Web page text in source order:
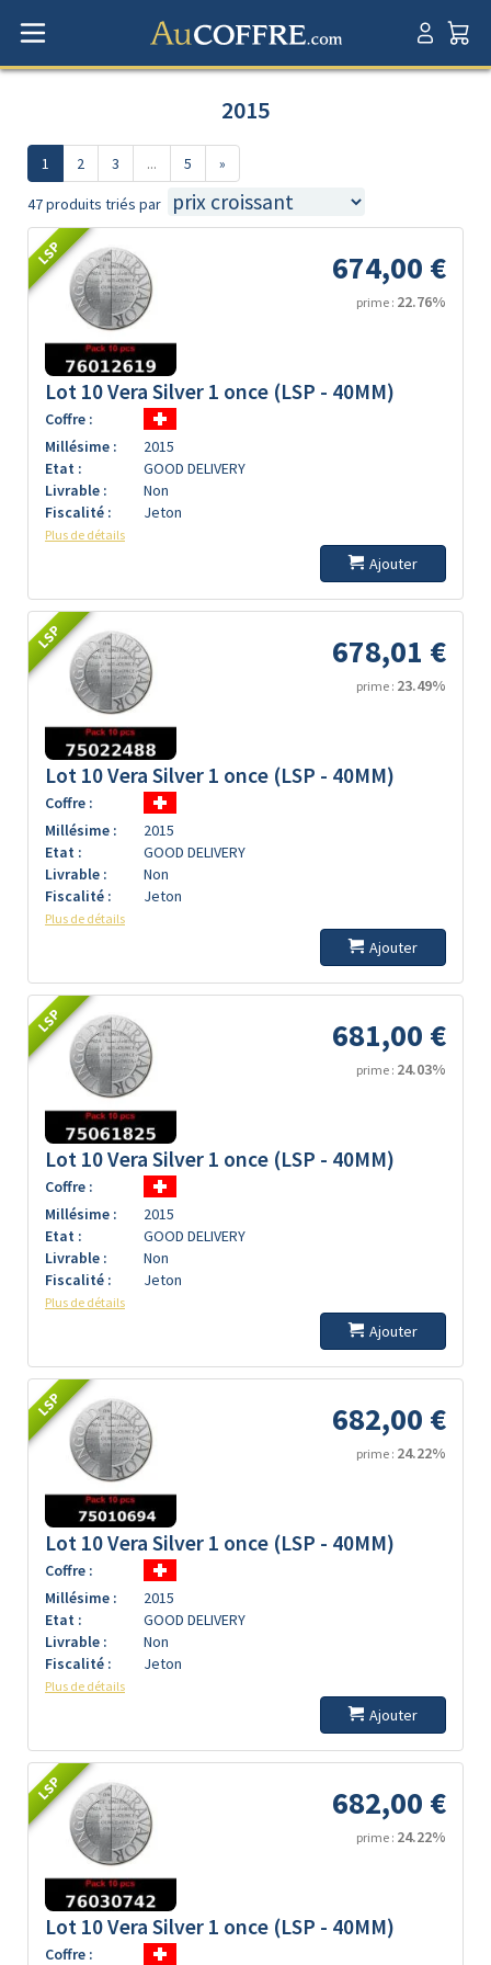
2015
1 2 3 ... 5 »
47 produits triés par
LSP 674,00 €
prime : 22.76%
Lot 10 Vera Silver 1 once (LSP - 40MM)
Coffre :
Millésime :
2015
Etat :
GOOD DELIVERY
Livrable :
Non
Fiscalité :
Jeton
Plus de détails
Ajouter
LSP 678,01 €
prime : 23.49%
Lot 10 Vera Silver 1 once (LSP - 40MM)
Coffre :
Millésime :
2015
Etat :
GOOD DELIVERY
Livrable :
Non
Fiscalité :
Jeton
Plus de détails
Ajouter
LSP 681,00 €
prime : 24.03%
Lot 10 Vera Silver 1 once (LSP - 40MM)
Coffre :
Millésime :
2015
Etat :
GOOD DELIVERY
Livrable :
Non
Fiscalité :
Jeton
Plus de détails
Ajouter
LSP 682,00 €
prime : 24.22%
Lot 10 Vera Silver 1 once (LSP - 40MM)
Coffre :
Millésime :
2015
Etat :
GOOD DELIVERY
Livrable :
Non
Fiscalité :
Jeton
Plus de détails
Ajouter
LSP 682,00 €
prime : 24.22%
Lot 10 Vera Silver 1 once (LSP - 40MM)
Coffre :